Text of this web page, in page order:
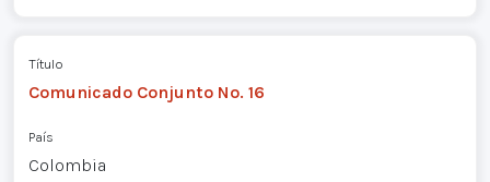
Título
Comunicado Conjunto No. 16
País
Colombia